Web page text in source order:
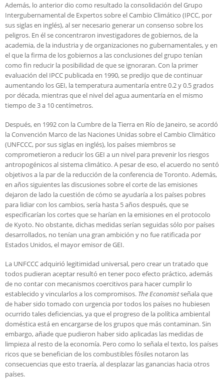
Además, lo anterior dio como resultado la consolidación del Grupo
Intergubernamental de Expertos sobre el Cambio Climático (IPCC, por
sus siglas en inglés), al ser necesario generar un consenso sobre los
peligros. En él se concentraron investigadores de gobiernos, de la
academia, de la industria y de organizaciones no gubernamentales, y en
el que la firma de los gobiernos a las conclusiones del grupo tenían
como fin reducir la posibilidad de que se ignoraran. Con la primer
evaluación del IPCC publicada en 1990, se predijo que de continuar
aumentando los GEI, la temperatura aumentaría entre 0.2 y 0.5 grados
por década, mientras que el nivel del agua aumentaría en el mismo
tiempo de 3 a 10 centímetros.
Después, en 1992 con la Cumbre de la Tierra en Río de Janeiro, se acordó
la Convención Marco de las Naciones Unidas sobre el Cambio Climático
(UNFCCC, por sus siglas en inglés), los países miembros se
comprometieron a reducir los GEI a un nivel para prevenir los riesgos
antropogénicos al sistema climático. A pesar de eso, el acuerdo no sentó
objetivos a la par de la reducción de la conferencia de Toronto. Además,
en años siguientes las discusiones sobre el corte de las emisiones
dejaron de lado la cuestión de cómo se ayudaría a los países pobres
para lidiar con los cambios, sería hasta 5 años después, que se
especificarían los cortes que se harían en la emisiones en el protocolo
de Kyoto. No obstante, dichas medidas serían seguidas sólo por países
desarrollados, no tenían una gran ambición y no fue ratificada por
Estados Unidos, el mayor emisor de GEI.
La UNFCCC adquirió legitimidad universal, pero crear un tratado que
todos pudieran aceptar resultó en tener poco efecto práctico, además
de no contar con mecanismos coercitivos para hacer cumplir lo
establecido y vincularlos a los compromisos. The Economistseñala que
de haber sido tomado con urgencia por todos los países no hubiesen
ocurrido tales deficiencias, ya que el progreso de la política ambiental
doméstica está en encargarse de los grupos que más contaminan. Sin
embargo, añade que pudieron haber sido aplicadas las medidas de
limpieza al resto de la economía. Pero como lo señala el texto, los países
ricos que se benefician de los combustibles fósiles notaron las
consecuencias que esto traería, al desplazar las ganancias hacia otros
países.